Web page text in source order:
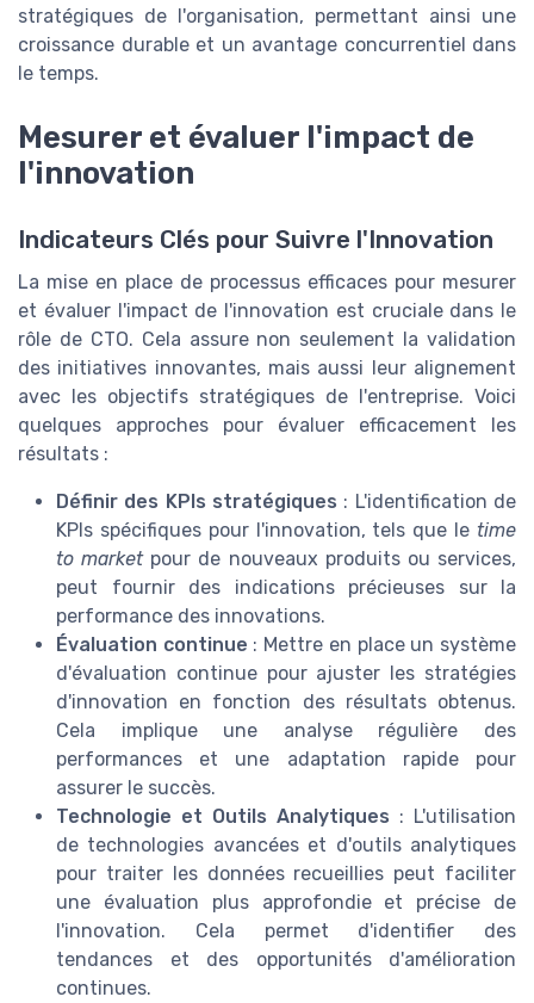
stratégiques de l'organisation, permettant ainsi une
croissance durable et un avantage concurrentiel dans
le temps.
Mesurer et évaluer l'impact de
l'innovation
Indicateurs Clés pour Suivre l'Innovation
La mise en place de processus efficaces pour mesurer
et évaluer l'impact de l'innovation est cruciale dans le
rôle de CTO. Cela assure non seulement la validation
des initiatives innovantes, mais aussi leur alignement
avec les objectifs stratégiques de l'entreprise. Voici
quelques approches pour évaluer efficacement les
résultats :
Définir des KPIs stratégiques : L'identification de
KPIs spécifiques pour l'innovation, tels que le time
to marketpour de nouveaux produits ou services,
peut fournir des indications précieuses sur la
performance des innovations.
Évaluation continue : Mettre en place un système
d'évaluation continue pour ajuster les stratégies
d'innovation en fonction des résultats obtenus.
Cela implique une analyse régulière des
performances et une adaptation rapide pour
assurer le succès.
Technologie et Outils Analytiques : L'utilisation
de technologies avancées et d'outils analytiques
pour traiter les données recueillies peut faciliter
une évaluation plus approfondie et précise de
l'innovation. Cela permet d'identifier des
tendances et des opportunités d'amélioration
continues.